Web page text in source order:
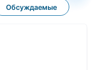
Обсуждаемые